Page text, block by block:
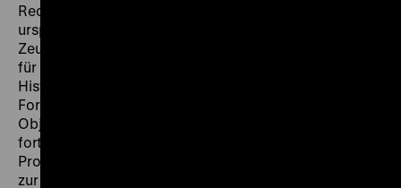
Recherchen zur Herkunft der Objekte werden zu den
ursprünglichen Sammlungsbeständen des
Zeughauses wie auch zu Erwerbungen des Museums
für Deutsche Geschichte und des Deutschen
Historischen Museums durchgeführt.
Forschungsergebnisse zu einzelnen Objekten, zu
Objektgruppen und zur Grundlagenforschung werden
fortlaufend veröffentlicht. Für die internationale
Provenienzforschung werden wichtige Datenbanken
zur Verfügung gestellt.